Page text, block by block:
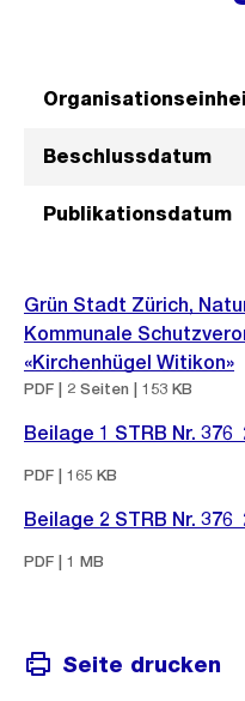
Beschlussdatum
Publikationsdatum
Grün Stadt Zürich,
Kommunale
«Kirchenhügel Witikon»
PDF | 2 Seiten | 153 KB
Beilage 1 STRB Nr.
PDF | 165 KB
Beilage 2 STRB Nr.
PDF | 1 MB
Seite drucken